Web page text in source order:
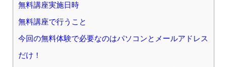
無料講座実施日時
無料講座で行うこと
今回の無料体験で必要なのはパソコンとメールアドレス
だけ！